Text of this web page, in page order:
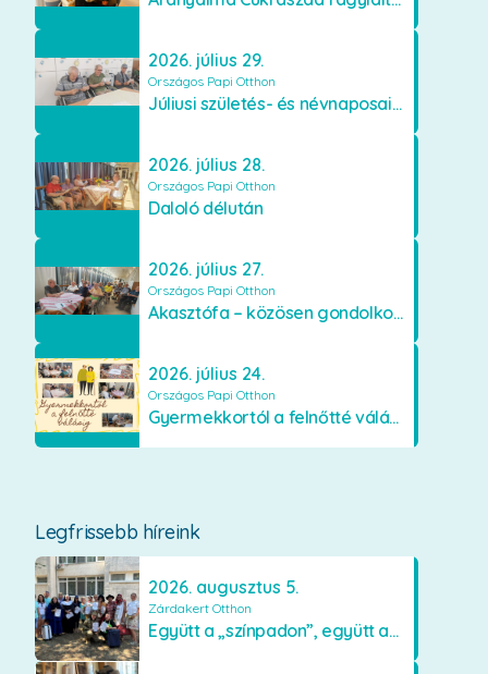
2026. július 29.
Országos Papi Otthon
Júliusi születés- és névnaposaink
2026. július 28.
Országos Papi Otthon
Daloló délután
2026. július 27.
Országos Papi Otthon
Akasztófa – közösen gondolkodva
2026. július 24.
Országos Papi Otthon
Gyermekkortól a felnőtté válásig
Legfrissebb híreink
2026. augusztus 5.
Zárdakert Otthon
Együtt a „színpadon”, együtt az élményekért 🎭✨